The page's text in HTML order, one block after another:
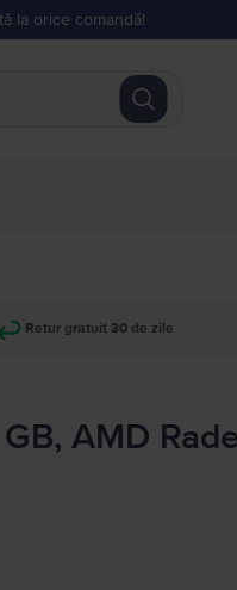
la orice comandă!
Retur gratuit 30 de zile
AMD